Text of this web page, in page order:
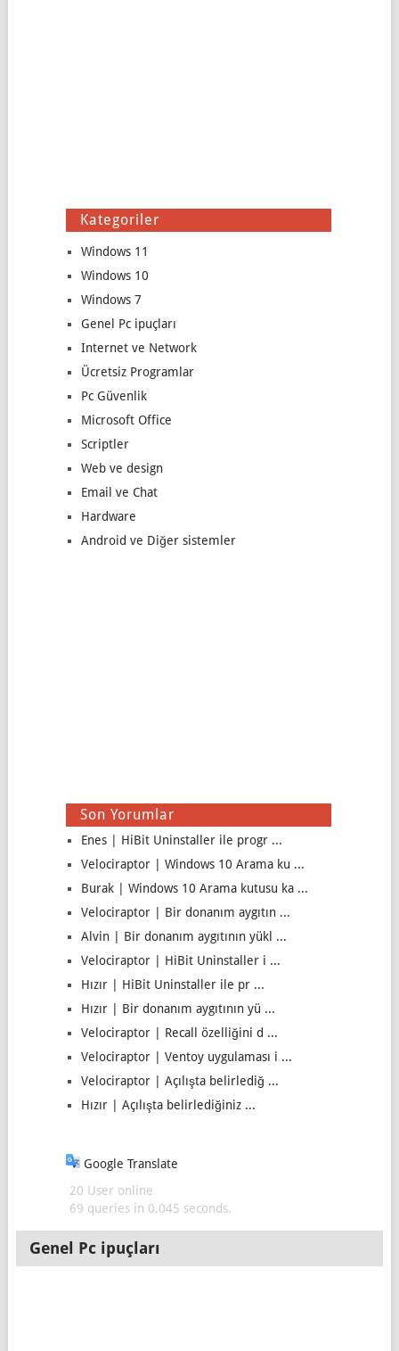
Kategoriler
Windows 11
Windows 10
Windows 7
Genel Pc ipuçları
Internet ve Network
Ücretsiz Programlar
Pc Güvenlik
Microsoft Office
Scriptler
Web ve design
Email ve Chat
Hardware
Android ve Diğer sistemler
Son Yorumlar
Enes | HiBit Uninstaller ile progr ...
Velociraptor | Windows 10 Arama ku ...
Burak | Windows 10 Arama kutusu ka ...
Velociraptor | Bir donanım aygıtın ...
Alvin | Bir donanım aygıtının yükl ...
Velociraptor | HiBit Uninstaller i ...
Hızır | HiBit Uninstaller ile pr ...
Hızır | Bir donanım aygıtının yü ...
Velociraptor | Recall özelliğini d ...
Velociraptor | Ventoy uygulaması i ...
Velociraptor | Açılışta belirlediğ ...
Hızır | Açılışta belirlediğiniz ...
Google Translate
20 User online
69 queries in 0,045 seconds.
Genel Pc ipuçları